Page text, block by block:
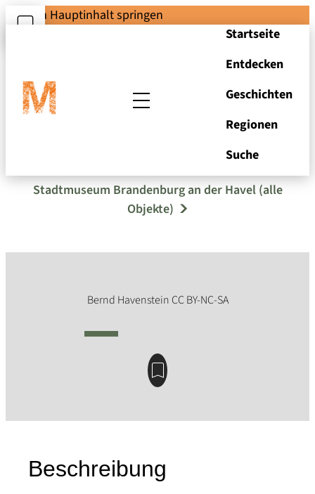
Zum Hauptinhalt springen
Startseite
Entdecken
Geschichten
Regionen
Suche
Selbstfahrer "Heini"
Stadtmuseum Brandenburg an der Havel (alle
Objekte)
Beschreibung